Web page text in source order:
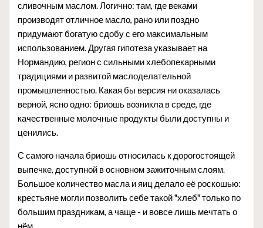
сливочным маслом. Логично: там, где веками
производят отличное масло, рано или поздно
придумают богатую сдобу с его максимальным
использованием. Другая гипотеза указывает на
Нормандию, регион с сильными хлебопекарными
традициями и развитой маслоделательной
промышленностью. Какая бы версия ни оказалась
верной, ясно одно: бриошь возникла в среде, где
качественные молочные продукты были доступны и
ценились.
С самого начала бриошь относилась к дорогостоящей
выпечке, доступной в основном зажиточным слоям.
Большое количество масла и яиц делало её роскошью:
крестьяне могли позволить себе такой "хлеб" только по
большим праздникам, а чаще - и вовсе лишь мечтать о
нём.